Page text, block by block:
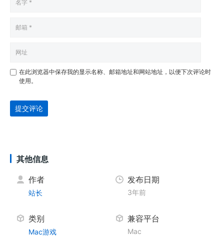
在此浏览器中保存我的显示名称、邮箱地址和网站地址，以便下次评论时
使用。
提交评论
其他信息
作者
站长
发布日期
3年前
类别
Mac游戏
兼容平台
Mac